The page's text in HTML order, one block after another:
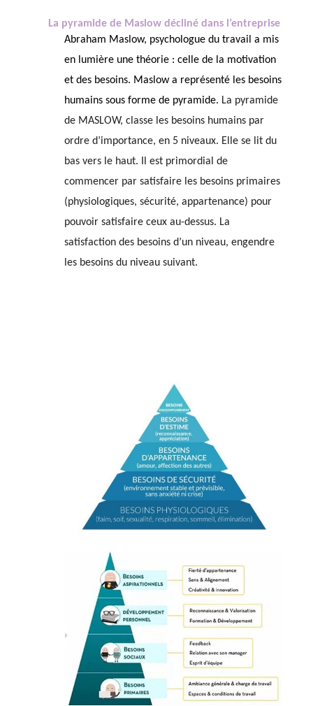
La pyramide de Maslow décliné dans l’entreprise
Abraham Maslow, psychologue du travail a mis
en lumière une théorie : celle de la motivation
et des besoins. Maslow a représenté les besoins
humains sous forme de pyramide. La pyramide
de MASLOW, classe les besoins humains par
ordre d’importance, en 5 niveaux. Elle se lit du
bas vers le haut. Il est primordial de
commencer par satisfaire les besoins primaires
(physiologiques, sécurité, appartenance) pour
pouvoir satisfaire ceux au-dessus. La
satisfaction des besoins d’un niveau, engendre
les besoins du niveau suivant.